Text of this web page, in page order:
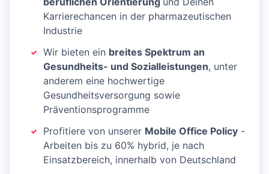
Karrierechancen in der pharmazeutischen
Industrie
Wir bieten ein breites Spektrum an
Gesundheits- und Sozialleistungen, unter
anderem eine hochwertige
Gesundheitsversorgung sowie
Präventionsprogramme
Profitiere von unserer Mobile Office Policy -
Arbeiten bis zu 60% hybrid, je nach
Einsatzbereich, innerhalb von Deutschland